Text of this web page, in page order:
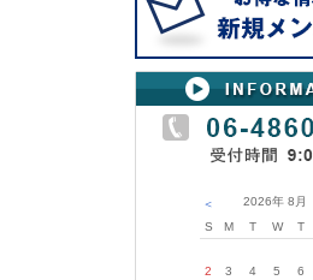
＜ 2026年 8月
S
M T W T
2
3 4 5 6